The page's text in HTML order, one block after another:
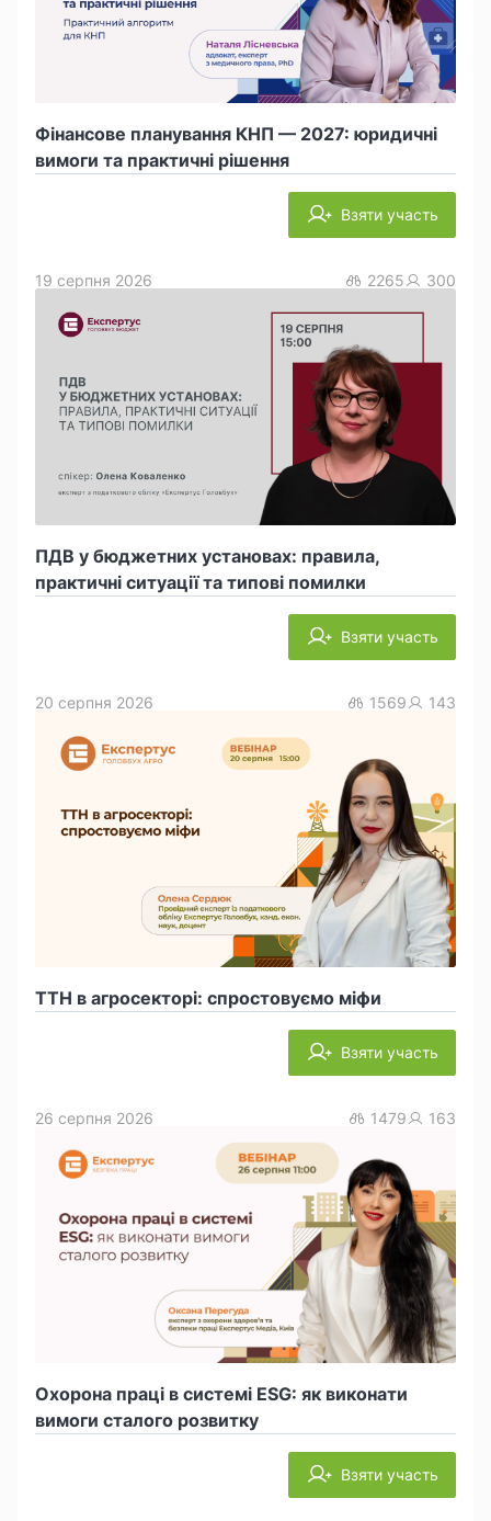
Фінансове планування КНП — 2027: юридичні
вимоги та практичні рішення
Взяти участь
ПДВ у бюджетних установах: правила,
практичні ситуації та типові помилки
19 серпня 2026 2265 300
Взяти участь
ТТН в агросекторі: спростовуємо міфи
20 серпня 2026 1569 143
Взяти участь
Охорона праці в системі ESG: як виконати
вимоги сталого розвитку
26 серпня 2026 1479 163
Взяти участь